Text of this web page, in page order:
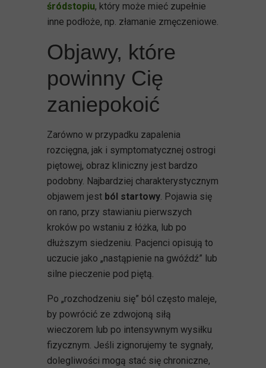
śródstopiu, który może mieć zupełnie
inne podłoże, np. złamanie zmęczeniowe.
Objawy, które
powinny Cię
zaniepokoić
Zarówno w przypadku zapalenia
rozcięgna, jak i symptomatycznej ostrogi
piętowej, obraz kliniczny jest bardzo
podobny. Najbardziej charakterystycznym
objawem jest ból startowy. Pojawia się
on rano, przy stawianiu pierwszych
kroków po wstaniu z łóżka, lub po
dłuższym siedzeniu. Pacjenci opisują to
uczucie jako „nastąpienie na gwóźdź” lub
silne pieczenie pod piętą.
Po „rozchodzeniu się” ból często maleje,
by powrócić ze zdwojoną siłą
wieczorem lub po intensywnym wysiłku
fizycznym. Jeśli zignorujemy te sygnały,
dolegliwości mogą stać się chroniczne,